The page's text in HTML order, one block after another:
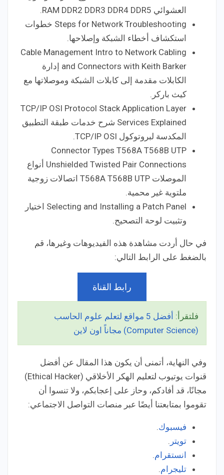
العشوائي RAM DDR2 DDR3 DDR4 DDR5.
Steps for Network Troubleshooting خطوات
استكشاف أخطاء الشبكة وإصلاحها.
Cable Management Intro to Network Cabling
and Connectors with Keith Barker إدارة
الكابلات مقدمة إلى كابلات الشبكة وموصلاتها مع
كيث باركر.
TCP/IP OSI Protocol Stack Application Layer
Services Explained شرح خدمات طبقة التطبيق
المكدسة لبروتوكول TCP/IP OSI.
Connector Types T568A T568B UTP
Unshielded Twisted Pair Connections أنواع
الموصلات T568A T568B UTP اتصالات زوجية
ملتوية غير محمية.
Selecting and Installing a Patch Panel اختيار
وتثبيت لوحة التصحيح.
في حال أردت مشاهدة هذه الفيديوهات وغيرها، قم
بالضغط على الرابط التالي:
رابط القناة
فلتقرأ:
أفضل 5 مواقع لتعلم علوم الحاسب
(Computer Science) مجاناً اون لاين
وفي النهاية، أتمنى أن يكون هذا المقال عن أفضل
قنوات يوتيوب لتعليم الهكر الأخلاقي (Ethical Hacker)
مجانًا، قد أفادكم، وحاز على إعجابكم، ولا تنسوا أن
تقوموا بمتابعتنا أيضًا عبر منصات التواصل الاجتماعي:
فيسبوك.
تويتر .
انستقرام.
تليجرام.